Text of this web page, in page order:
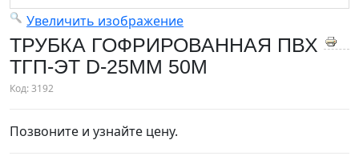
Увеличить изображение
ТРУБКА ГОФРИРОВАННАЯ ПВХ
ТГП-ЭТ D-25ММ 50М
Код:3192
Позвоните и узнайте цену.